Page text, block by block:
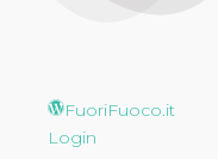
FuoriFuoco.it
Login